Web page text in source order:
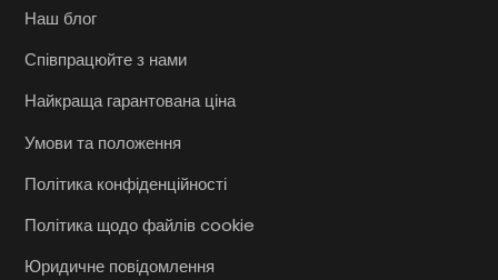
Наш блог
Співпрацюйте з нами
Найкраща гарантована ціна
Умови та положення
Політика конфіденційності
Політика щодо файлів cookie
Юридичне повідомлення